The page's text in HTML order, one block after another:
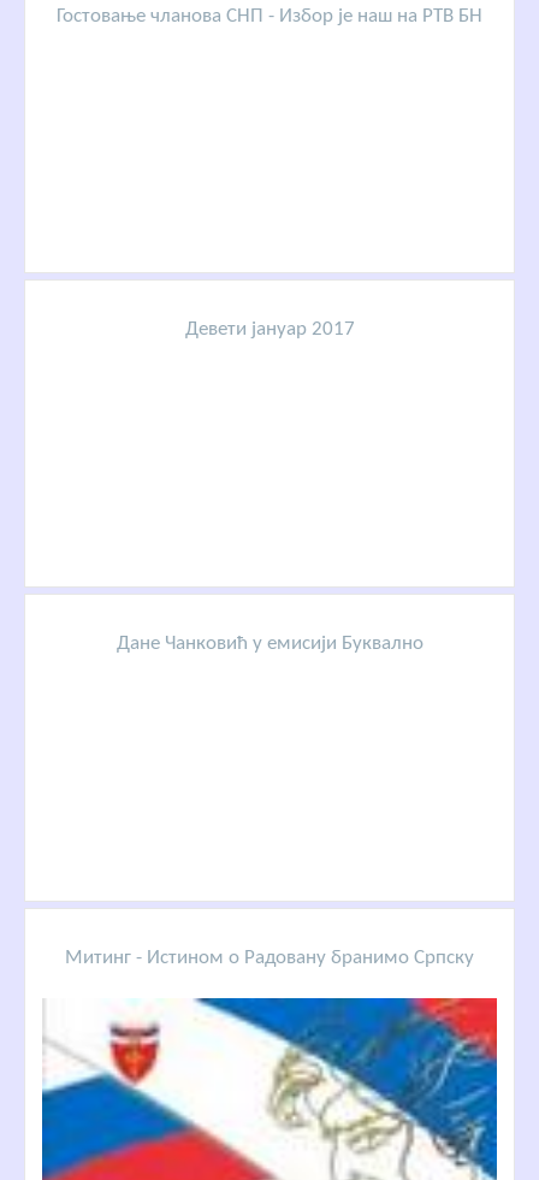
Гостовање чланова СНП - Избор је наш на РТВ БН
Девети јануар 2017
Дане Чанковић у емисији Буквално
Митинг - Истином о Радовану бранимо Српску